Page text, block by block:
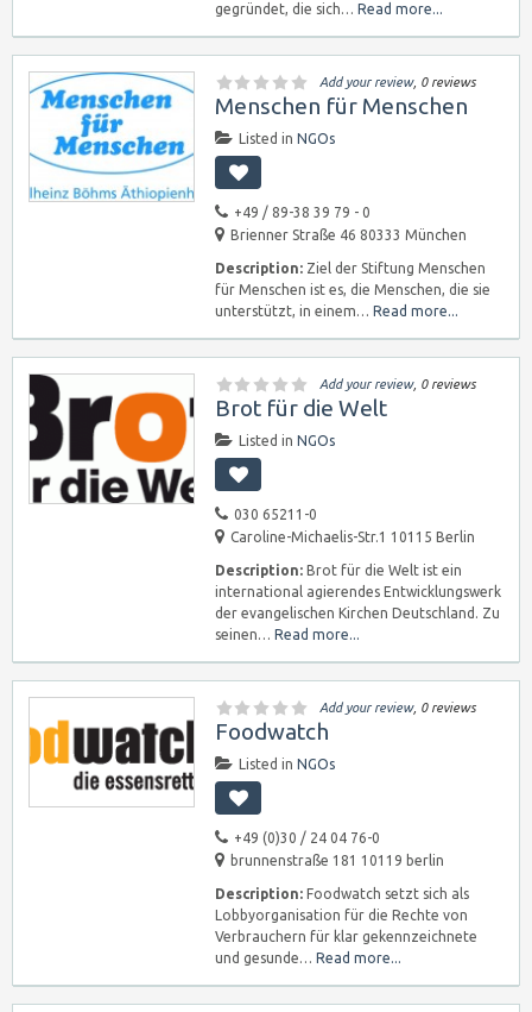
gegründet, die sich… Read more...
Add your review, 0 reviews
Menschen für Menschen
Listed in NGOs
+49 / 89-38 39 79 - 0
Brienner Straße 46 80333 München
Description: Ziel der Stiftung Menschen
für Menschen ist es, die Menschen, die sie
unterstützt, in einem… Read more...
Add your review, 0 reviews
Brot für die Welt
Listed in NGOs
030 65211-0
Caroline-Michaelis-Str.1 10115 Berlin
Description: Brot für die Welt ist ein
international agierendes Entwicklungswerk
der evangelischen Kirchen Deutschland. Zu
seinen… Read more...
Add your review, 0 reviews
Foodwatch
Listed in NGOs
+49 (0)30 / 24 04 76-0
brunnenstraße 181 10119 berlin
Description: Foodwatch setzt sich als
Lobbyorganisation für die Rechte von
Verbrauchern für klar gekennzeichnete
und gesunde… Read more...